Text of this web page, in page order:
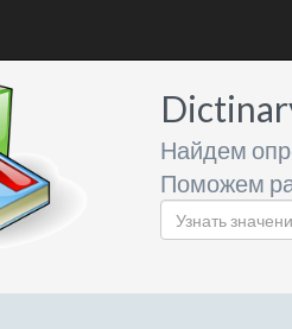
Найдем
Поможем